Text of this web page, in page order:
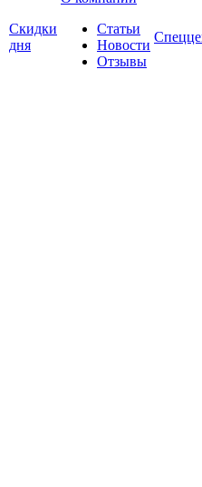
Скидки
дня
Статьи
Новости
Отзывы